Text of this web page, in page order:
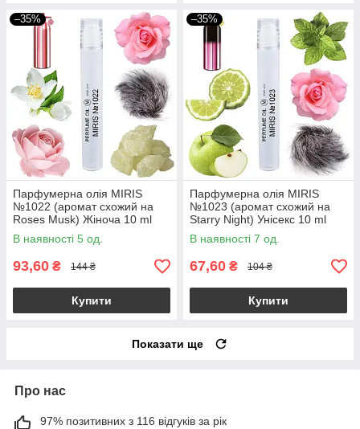
–35%
Парфумерна олія MIRIS
№1022 (аромат схожий на
Roses Musk) Жіноча 10 ml
В наявності 5 од.
93,60 ₴ 144 ₴
Купити
–35%
Парфумерна олія MIRIS
№1023 (аромат схожий на
Starry Night) Унісекс 10 ml
В наявності 7 од.
67,60 ₴ 104 ₴
Купити
Показати ще
Про нас
97% позитивних з 116 відгуків за рік